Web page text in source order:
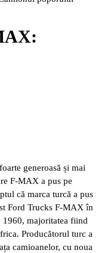
generoasă și mai
F-MAX a pus pe
că marca turcă a pus
Ford Trucks F-MAX în
1960, majoritatea fiind
Producătorul turc a
camioanelor, cu noua